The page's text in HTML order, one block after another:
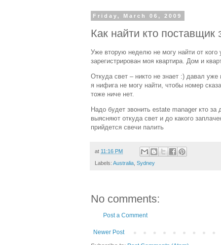
Friday, March 06, 2009
Как найти кто поставщик
Уже вторую неделю не могу найти от
зарегистрирован моя квартира. Дом и
Откуда свет – никто не знает :) давал
я нифига не могу найти, чтобы номер
тоже ниче нет.
Надо будет звонить estate manager кто
выясняют откуда свет и до какого
прийдется свечи палить
at 11:16 PM
Labels: Australia, Sydney
No comments:
Post a Comment
Newer Post